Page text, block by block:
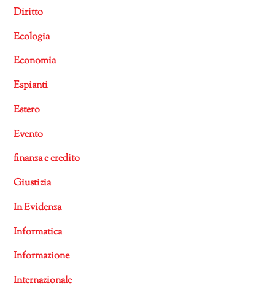
Diritto
Ecologia
Economia
Espianti
Estero
Evento
finanza e credito
Giustizia
In Evidenza
Informatica
Informazione
Internazionale